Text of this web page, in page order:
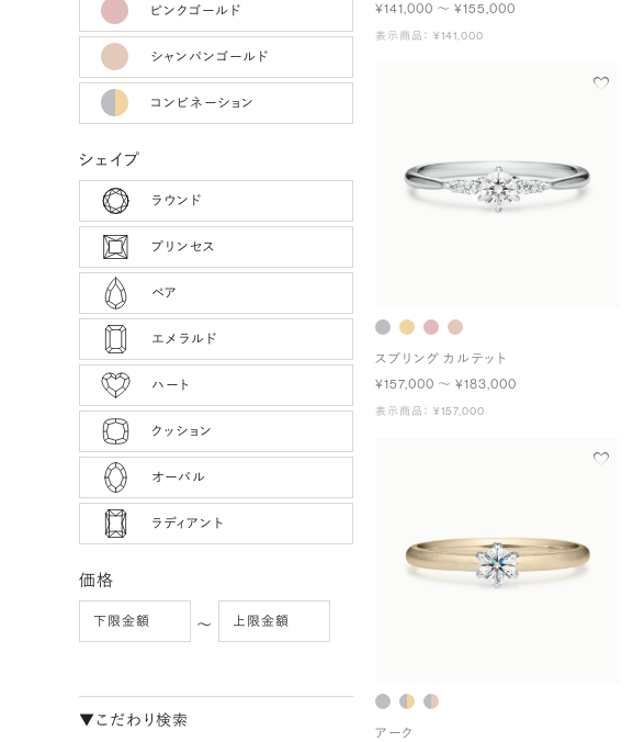
ピンクゴールド
シャンパンゴールド
コンビネーション
シェイプ
ラウンド
プリンセス
ペア
エメラルド
ハート
クッション
オーバル
ラディアント
価格
〜
▼こだわり検索
¥141,000 〜 ¥155,000
表示商品： ¥141,000
スプリング カルテット
¥157,000 〜 ¥183,000
表示商品： ¥157,000
アーク